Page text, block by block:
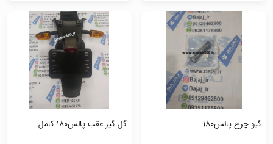
گیو چرخ پالس180 گل گیر عقب پالس180 کامل